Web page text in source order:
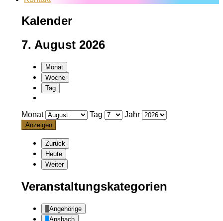
Kalender
7. August 2026
Monat
Woche
Tag
Monat Tag Jahr
Zurück
Heute
Weiter
Veranstaltungskategorien
Angehörige
Ansbach